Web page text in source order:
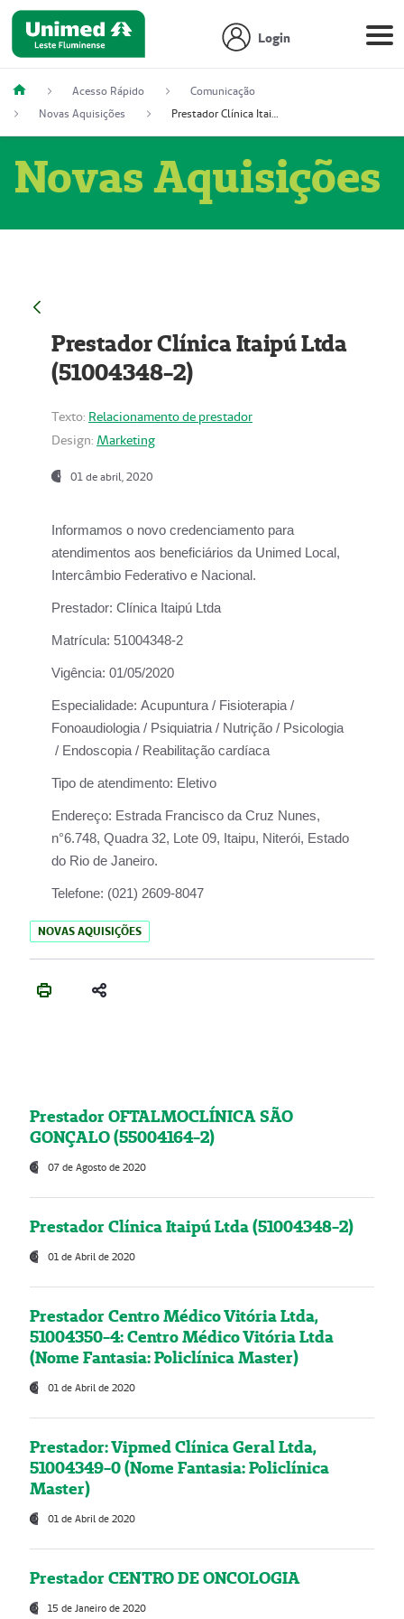
Login
Acesso Rápido
Comunicação
Novas Aquisições
Prestador Clínica Itaipú Ltda (51004348-2)
Novas Aquisições
Prestador Clínica Itaipú Ltda
(51004348-2)
Texto: Relacionamento de prestador
Design: Marketing
01 de abril, 2020
Informamos o novo credenciamento para
atendimentos aos beneficiários da Unimed Local,
Intercâmbio Federativo e Nacional.
Prestador: Clínica Itaipú Ltda
Matrícula: 51004348-2
Vigência: 01/05/2020
Especialidade: Acupuntura / Fisioterapia /
Fonoaudiologia / Psiquiatria / Nutrição / Psicologia
/ Endoscopia / Reabilitação cardíaca
Tipo de atendimento: Eletivo
Endereço: Estrada Francisco da Cruz Nunes,
n°6.748, Quadra 32, Lote 09, Itaipu, Niterói, Estado
do Rio de Janeiro.
Telefone: (021) 2609-8047
NOVAS AQUISIÇÕES
Prestador OFTALMOCLÍNICA SÃO
GONÇALO (55004164-2)
07 de Agosto de 2020
Prestador Clínica Itaipú Ltda (51004348-2)
01 de Abril de 2020
Prestador Centro Médico Vitória Ltda,
51004350-4: Centro Médico Vitória Ltda
(Nome Fantasia: Policlínica Master)
01 de Abril de 2020
Prestador: Vipmed Clínica Geral Ltda,
51004349-0 (Nome Fantasia: Policlínica
Master)
01 de Abril de 2020
Prestador CENTRO DE ONCOLOGIA
15 de Janeiro de 2020